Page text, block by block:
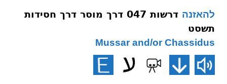
להאזנה
דרשות 047 דרך מוסר דרך חסידות
תשסט
Mussar and/or Chassidus